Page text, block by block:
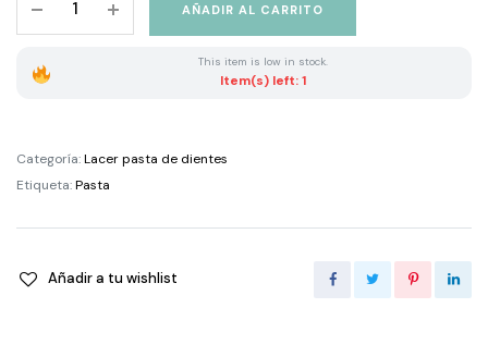
Pasta
AÑADIR AL CARRITO
This item is low in stock.
Item(s) left: 1
Categoría:Lacer pasta de dientes
Etiqueta:Pasta
Añadir a tu wishlist